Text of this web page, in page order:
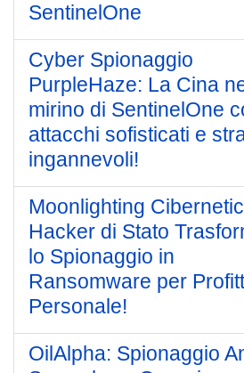
SentinelOne
Cyber Spionaggio
PurpleHaze: La Cina
mirino di SentinelOne
attacchi sofisticati e
ingannevoli!
Moonlighting
Hacker di Stato
lo Spionaggio in
Ransomware per
Personale!
OilAlpha: Spionaggio